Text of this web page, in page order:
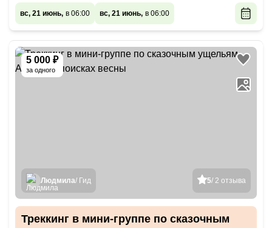
вс, 21 июнь, в 06:00 вс, 21 июнь, в 06:00
5 000 ₽
за одного
5/ 2 отзыва
Людмила/ Гид
Треккинг в мини-группе по сказочным